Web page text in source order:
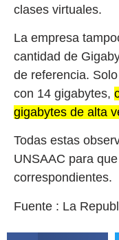
clases virtuales.
La empresa
cantidad de
de referencia.
con 14 gigabytes,
gigabytes de alta
Todas estas
UNSAAC para
correspondientes.
Fuente : La